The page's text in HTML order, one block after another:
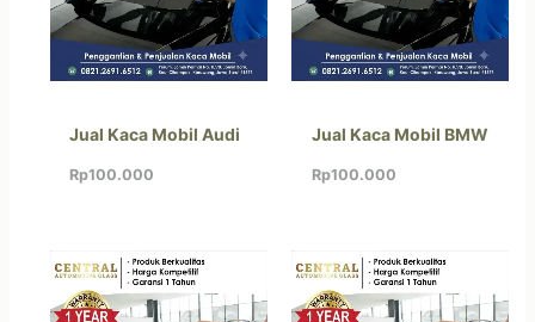
Jual Kaca Mobil Audi
Rp100.000
Jual Kaca Mobil BMW
Rp100.000